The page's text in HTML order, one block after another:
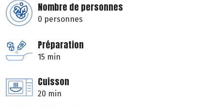
Nombre de personnes
0 personnes
Préparation
15 min
Cuisson
20 min